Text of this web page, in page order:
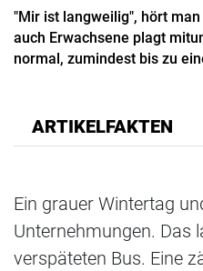
"Mir ist langweilig", hört
auch Erwachsene plagt
normal, zumindest bis zu
ARTIKELFAKTEN
Ein grauer Wintertag
Unternehmungen. Das
verspäteten Bus. Eine